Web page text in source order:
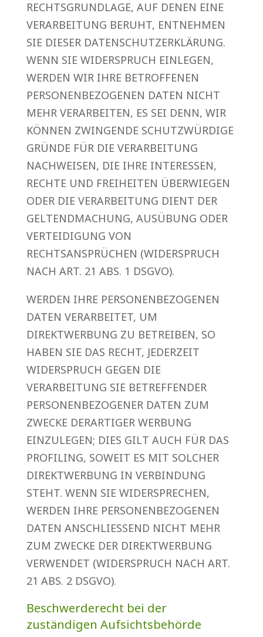
RECHTSGRUNDLAGE, AUF DENEN EINE
VERARBEITUNG BERUHT, ENTNEHMEN
SIE DIESER DATENSCHUTZERKLÄRUNG.
WENN SIE WIDERSPRUCH EINLEGEN,
WERDEN WIR IHRE BETROFFENEN
PERSONENBEZOGENEN DATEN NICHT
MEHR VERARBEITEN, ES SEI DENN, WIR
KÖNNEN ZWINGENDE SCHUTZWÜRDIGE
GRÜNDE FÜR DIE VERARBEITUNG
NACHWEISEN, DIE IHRE INTERESSEN,
RECHTE UND FREIHEITEN ÜBERWIEGEN
ODER DIE VERARBEITUNG DIENT DER
GELTENDMACHUNG, AUSÜBUNG ODER
VERTEIDIGUNG VON
RECHTSANSPRÜCHEN (WIDERSPRUCH
NACH ART. 21 ABS. 1 DSGVO).
WERDEN IHRE PERSONENBEZOGENEN
DATEN VERARBEITET, UM
DIREKTWERBUNG ZU BETREIBEN, SO
HABEN SIE DAS RECHT, JEDERZEIT
WIDERSPRUCH GEGEN DIE
VERARBEITUNG SIE BETREFFENDER
PERSONENBEZOGENER DATEN ZUM
ZWECKE DERARTIGER WERBUNG
EINZULEGEN; DIES GILT AUCH FÜR DAS
PROFILING, SOWEIT ES MIT SOLCHER
DIREKTWERBUNG IN VERBINDUNG
STEHT. WENN SIE WIDERSPRECHEN,
WERDEN IHRE PERSONENBEZOGENEN
DATEN ANSCHLIESSEND NICHT MEHR
ZUM ZWECKE DER DIREKTWERBUNG
VERWENDET (WIDERSPRUCH NACH ART.
21 ABS. 2 DSGVO).
Beschwerderecht bei der
zuständigen Aufsichtsbehörde